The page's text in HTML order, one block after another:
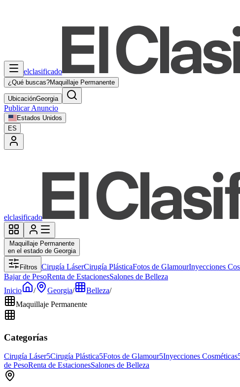
elclasificado
¿Qué buscas?Maquillaje Permanente
UbicaciónGeorgia
Publicar Anuncio
Estados Unidos
ES
elclasificado
Maquillaje Permanente
en el estado de Georgia
Filtros Cirugía LáserCirugía PlásticaFotos de GlamourInyecciones
Bajar de PesoRenta de EstacionesSalones de Belleza
Inicio
/ Georgia/ Belleza/
Maquillaje Permanente
Categorías
Cirugía Láser5Cirugía Plástica5Fotos de Glamour5Inyecciones Cosméticas
de PesoRenta de EstacionesSalones de Belleza